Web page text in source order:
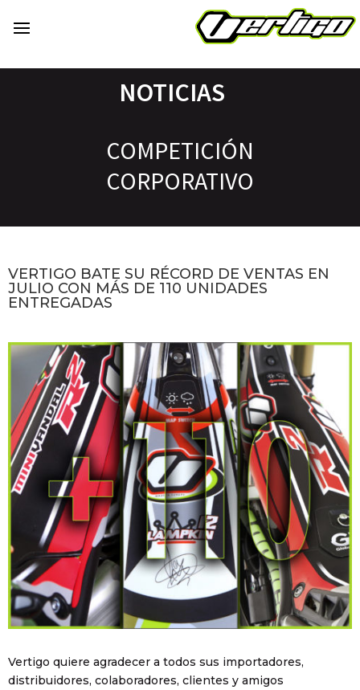
NOTICIAS
COMPETICIÓN
CORPORATIVO
VERTIGO BATE SU RÉCORD DE VENTAS EN
JULIO CON MÁS DE 110 UNIDADES
ENTREGADAS
Vertigo quiere agradecer a todos sus importadores,
distribuidores, colaboradores, clientes y amigos